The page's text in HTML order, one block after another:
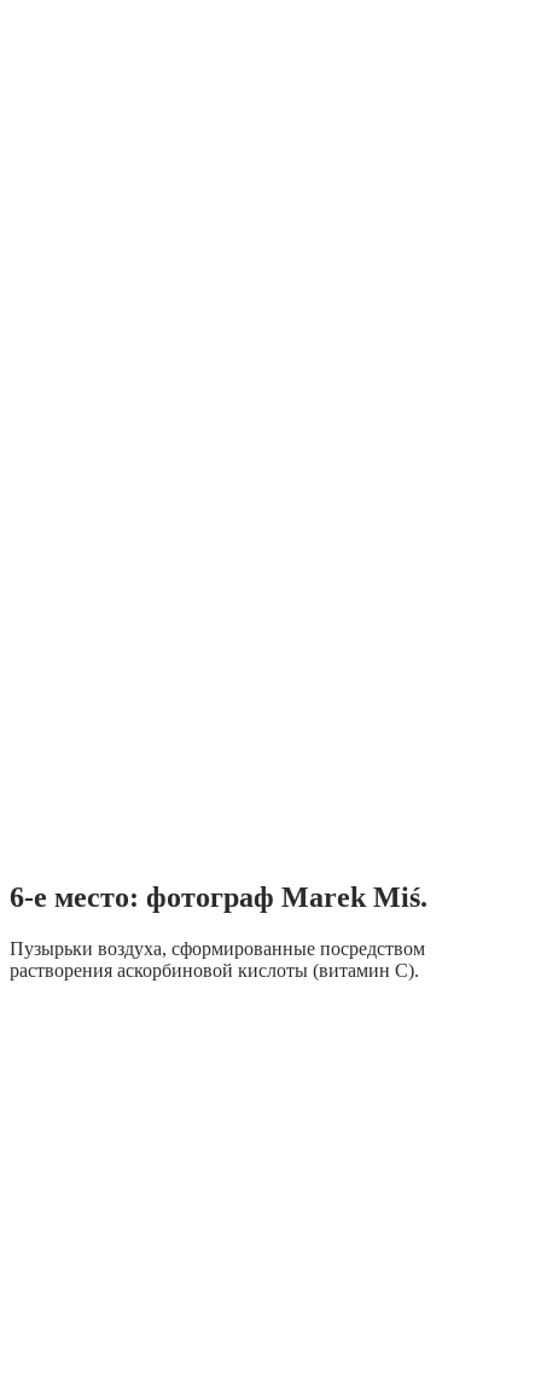
6-е место: фотограф Marek Miś.
Пузырьки воздуха, сформированные посредством
растворения аскорбиновой кислоты (витамин С).